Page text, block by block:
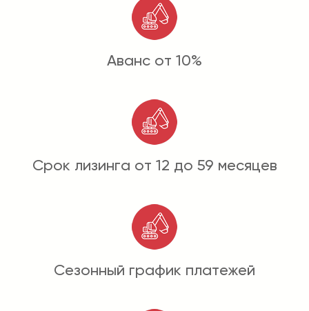
Аванс от 10%
Срок лизинга от 12 до 59 месяцев
Сезонный график платежей